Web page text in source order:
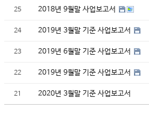
25 2018년 9월말 사업보고서
24 2019년 3월말 기준 사업보고서
23 2019년 6월말 기준 사업보고서
22 2019년 9월말 기준 사업보고서
21 2020년 3월말 기준 사업보고서